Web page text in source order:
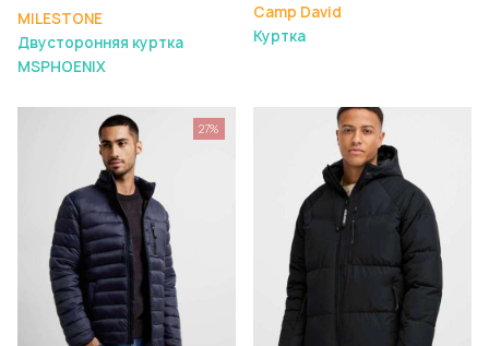
MILESTONE
Двусторонняя куртка
MSPHOENIX
Camp David
Куртка
27%